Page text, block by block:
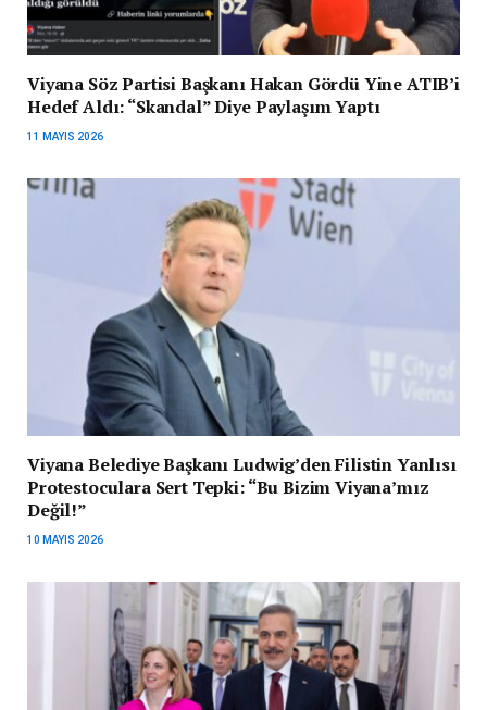
Viyana Söz Partisi Başkanı Hakan Gördü Yine ATIB’i
Hedef Aldı: “Skandal” Diye Paylaşım Yaptı
11 MAYIS 2026
Viyana Belediye Başkanı Ludwig’den Filistin Yanlısı
Protestoculara Sert Tepki: “Bu Bizim Viyana’mız
Değil!”
10 MAYIS 2026